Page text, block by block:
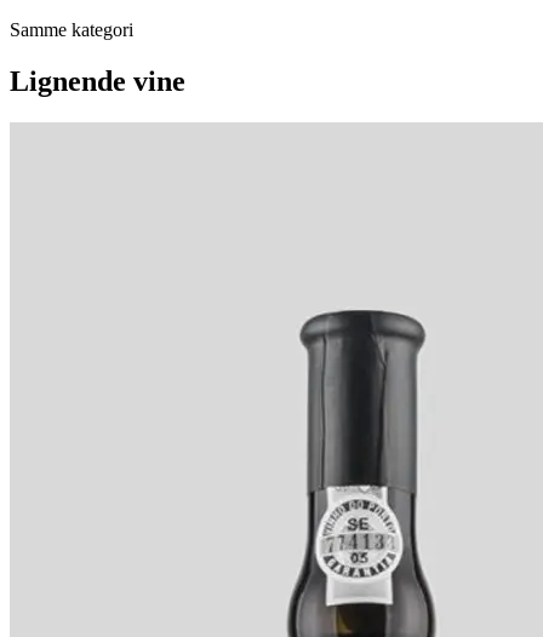
Samme kategori
Lignende vine